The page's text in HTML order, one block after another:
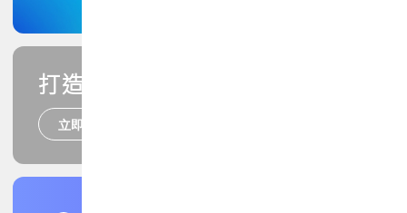
打造您的PCB專業技能
立即報名